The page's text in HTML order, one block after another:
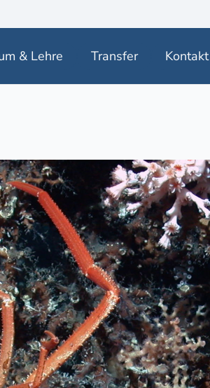
& Lehre Transfer Kontakt